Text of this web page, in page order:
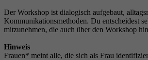
Der Workshop ist dialogisch aufgebaut,
Kommunikationsmethoden. Du entscheidest
mitzunehmen, die auch über den Workshop
Hinweis
Frauen* meint alle, die sich als Frau